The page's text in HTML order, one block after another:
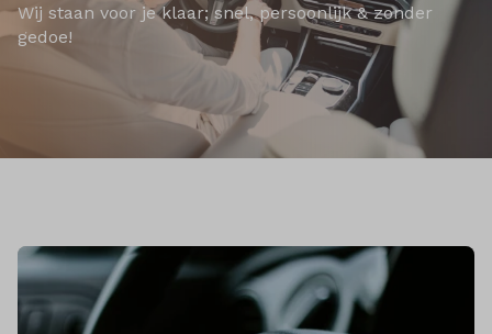
Wij staan voor je klaar; snel, persoonlijk & zonder
gedoe!